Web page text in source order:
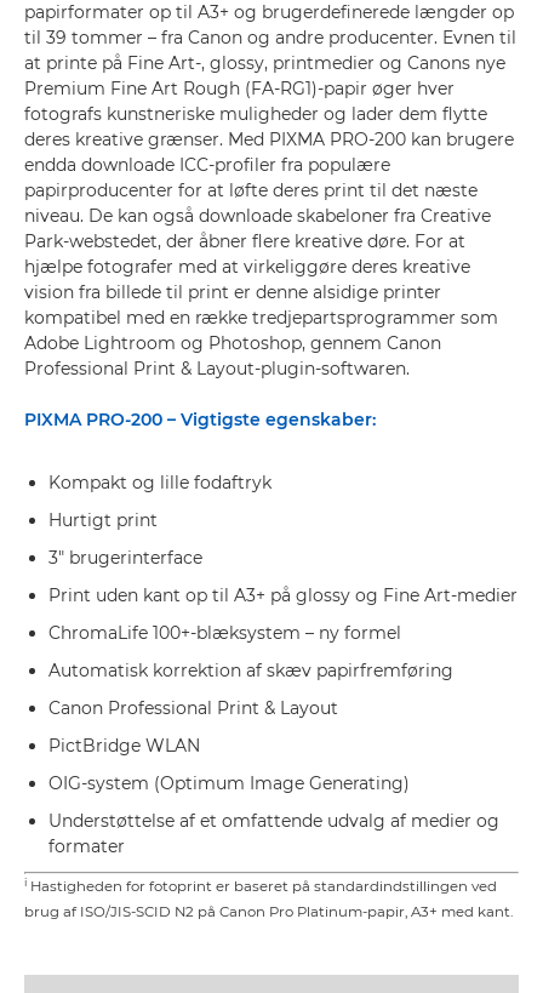
papirformater op til A3+ og brugerdefinerede længder op
til 39 tommer – fra Canon og andre producenter. Evnen til
at printe på Fine Art-, glossy, printmedier og Canons nye
Premium Fine Art Rough (FA-RG1)-papir øger hver
fotografs kunstneriske muligheder og lader dem flytte
deres kreative grænser. Med PIXMA PRO-200 kan brugere
endda downloade ICC-profiler fra populære
papirproducenter for at løfte deres print til det næste
niveau. De kan også downloade skabeloner fra Creative
Park-webstedet, der åbner flere kreative døre. For at
hjælpe fotografer med at virkeliggøre deres kreative
vision fra billede til print er denne alsidige printer
kompatibel med en række tredjepartsprogrammer som
Adobe Lightroom og Photoshop, gennem Canon
Professional Print & Layout-plugin-softwaren.
PIXMA PRO-200 – Vigtigste egenskaber:
Kompakt og lille fodaftryk
Hurtigt print
3" brugerinterface
Print uden kant op til A3+ på glossy og Fine Art-medier
ChromaLife 100+-blæksystem – ny formel
Automatisk korrektion af skæv papirfremføring
Canon Professional Print & Layout
PictBridge WLAN
OIG-system (Optimum Image Generating)
Understøttelse af et omfattende udvalg af medier og
formater
i Hastigheden for fotoprint er baseret på standardindstillingen ved
brug af ISO/JIS-SCID N2 på Canon Pro Platinum-papir, A3+ med kant.